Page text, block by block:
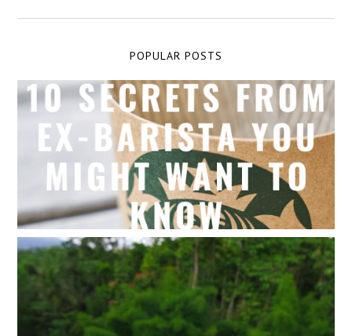
POPULAR POSTS